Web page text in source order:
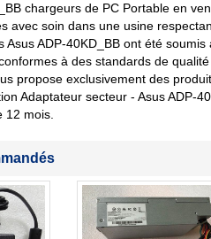
chargeurs de PC Portable en
avec soin dans une usine
Asus ADP-40KD_BB ont été
à des standards de qualité
propose exclusivement des
Adaptateur secteur - Asus ADP-
12 mois.